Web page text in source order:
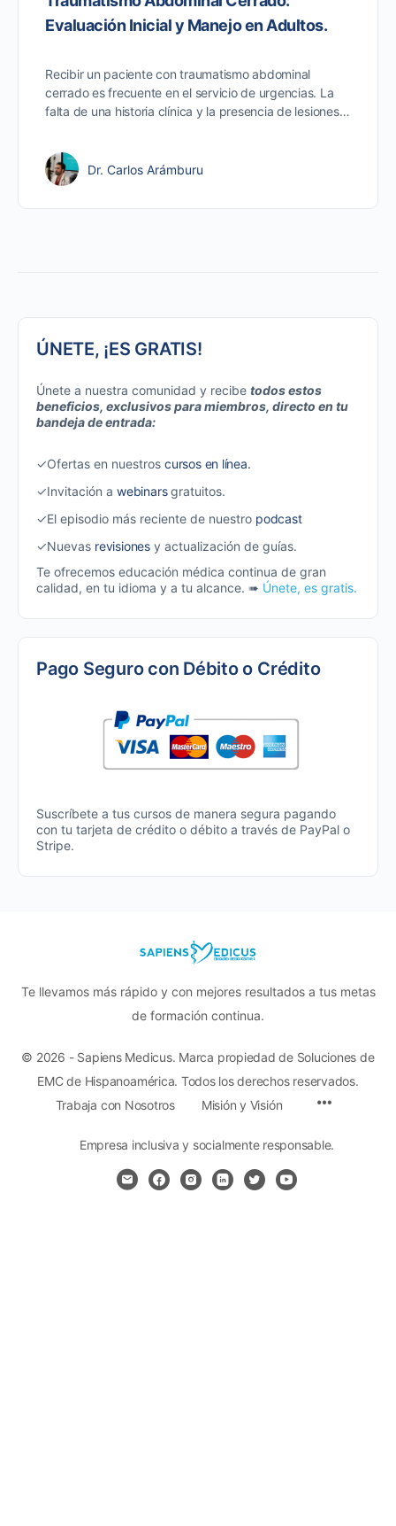
Evaluación Inicial y Manejo en Adultos.
Recibir un paciente con traumatismo abdominal
cerrado es frecuente en el servicio de urgencias. La
falta de una historia clínica y la presencia de lesiones…
Dr. Carlos Arámburu
ÚNETE, ¡ES GRATIS!
Únete a nuestra comunidad y recibe todos estos
beneficios, exclusivos para miembros, directo en tu
bandeja de entrada:
✓Ofertas en nuestros cursos en línea.
✓Invitación a webinarsgratuitos.
✓El episodio más reciente de nuestro podcast
✓Nuevas revisionesy actualización de guías.
Te ofrecemos educación médica continua de gran
calidad, en tu idioma y a tu alcance. ➠ Únete, es gratis.
Pago Seguro con Débito o Crédito
Suscríbete a tus cursos de manera segura pagando
con tu tarjeta de crédito o débito a través de PayPal o
Stripe.
Te llevamos más rápido y con mejores resultados a tus metas
de formación continua.
© 2026 - Sapiens Medicus. Marca propiedad de Soluciones de
EMC de Hispanoamérica. Todos los derechos reservados.
Trabaja con Nosotros
Misión y Visión
Empresa inclusiva y socialmente responsable.